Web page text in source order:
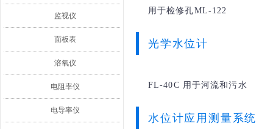
监视仪
面板表
溶氧仪
电阻率仪
电导率仪
用于检修孔ML-122
光学水位计
FL-40C 用于河流和污水
水位计应用测量系统